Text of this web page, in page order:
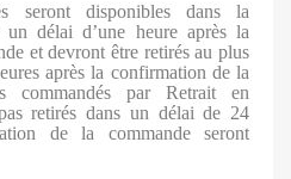
seront disponibles dans la
un délai d’une heure après la
et devront être retirés au plus
après la confirmation de la
commandés par Retrait en
retirés dans un délai de 24
de la commande seront